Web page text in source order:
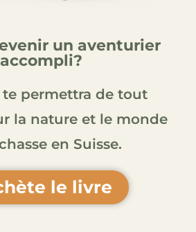
un aventurier
accompli?
te permettra de tout
la nature et le monde
en Suisse.
le livre